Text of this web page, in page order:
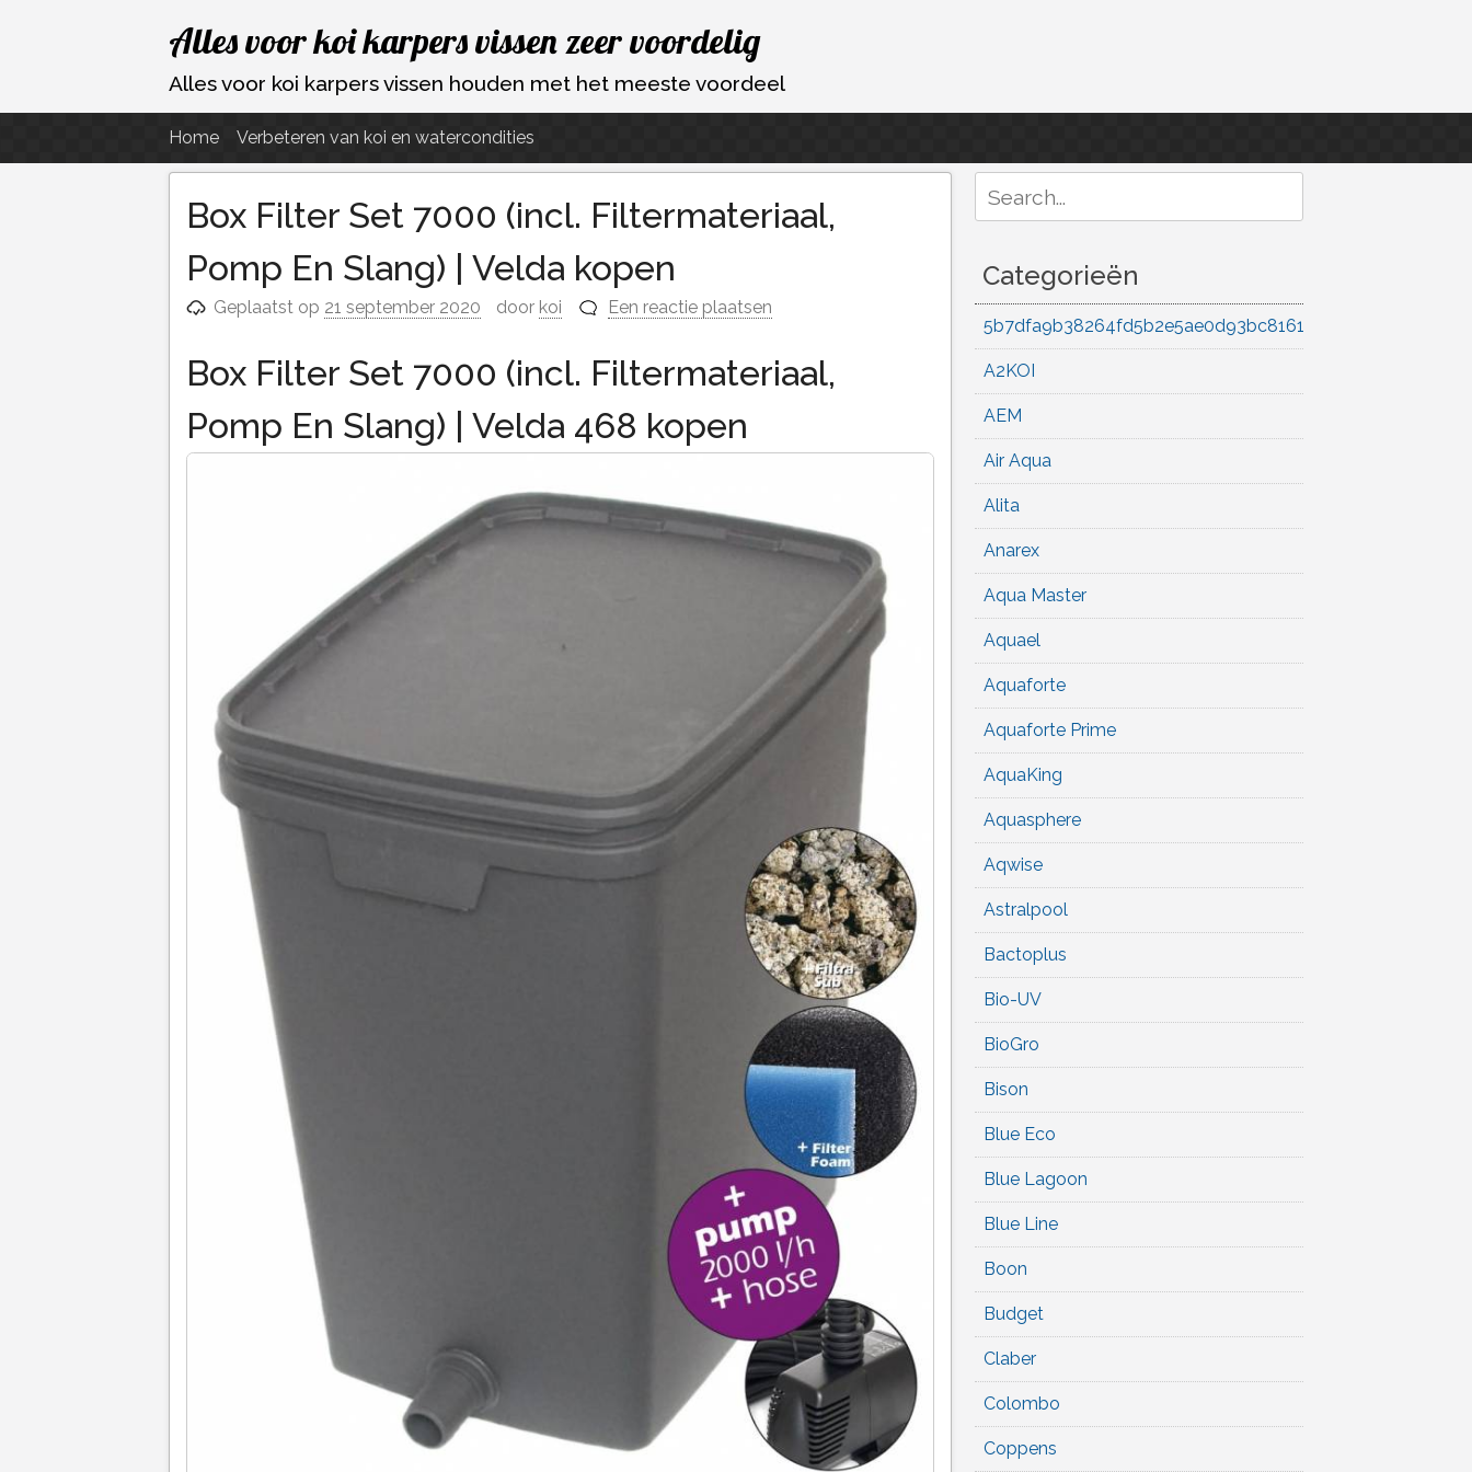
Ga
naar
de
Alles voor koi karpers vissen zeer voordelig
Alles voor koi karpers vissen houden met het meeste voordeel
Home Verbeteren van koi en watercondities
Box Filter Set 7000 (incl. Filtermateriaal,
Pomp En Slang) | Velda kopen
Geplaatst op 21 september 2020 door koi Een reactie plaatsen
Box Filter Set 7000 (incl. Filtermateriaal,
Pomp En Slang) | Velda 468 kopen
for:
Categorieën
5b7dfa9b38264fd5b2e5ae0d93bc8161
A2KOI
AEM
Air Aqua
Alita
Anarex
Aqua Master
Aquael
Aquaforte
Aquaforte Prime
AquaKing
Aquasphere
Aqwise
Astralpool
Bactoplus
Bio-UV
BioGro
Bison
Blue Eco
Blue Lagoon
Blue Line
Boon
Budget
Claber
Colombo
Coppens